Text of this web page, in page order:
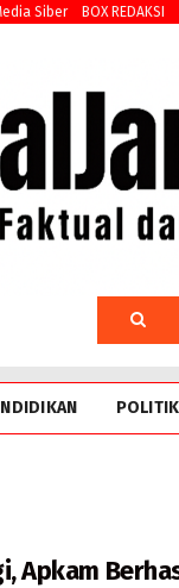
Siber BOX REDAKSI
POLITIK
Apkam